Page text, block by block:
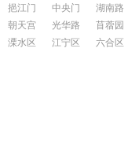
挹江门
中央门 湖南路
朝天宫
光华路 苜蓿园
溧水区
江宁区 六合区